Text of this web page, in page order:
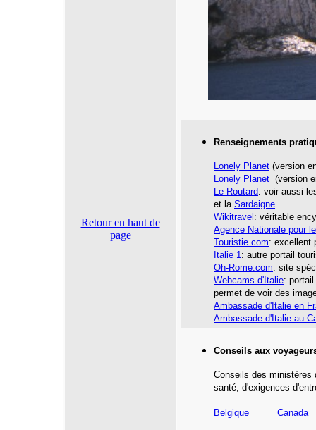
Retour en haut de
page
Renseignements
Lonely Planet (version
Lonely Planet (version
Le Routard: voir aussi
et la Sardaigne.
Wikitravel : véritable
Agence Nationale pour
Touristie.com: excellent
Italie 1: autre portail
Oh-Rome.com: site
Webcams d'Italie:
permet de voir des
Ambassade d'Italie en
Ambassade d'Italie au
Conseils aux
Conseils des ministères
santé, d'exigences
Belgique Canada